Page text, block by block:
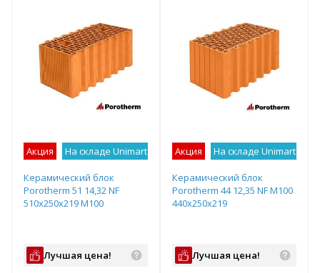
Акция На складе Unimart Лучшее предложение
Керамический блок
Porotherm 51 14,32 NF
510х250х219 М100
Лучшая цена!
Акция На складе Unimart
Керамический блок
Porotherm 44 12,35 NF М100
440x250x219
Лучшая цена!